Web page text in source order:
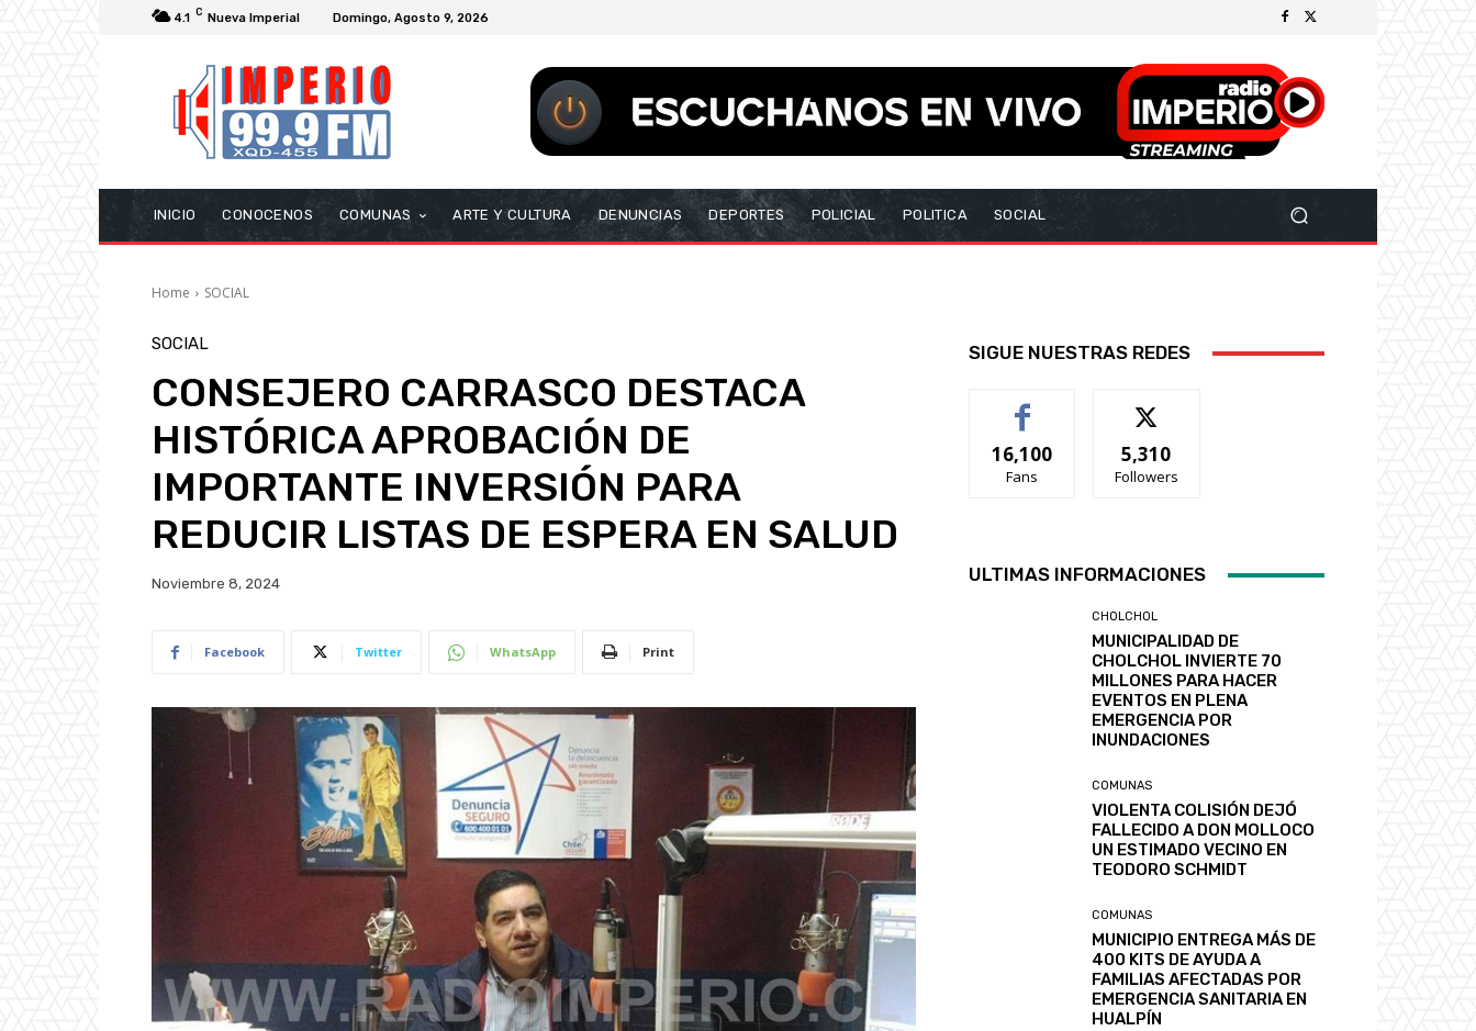
4.1 C Nueva Imperial Domingo, Agosto 9, 2026
INICIO CONOCENOS COMUNAS ARTE Y CULTURA DENUNCIAS DEPORTES POLICIAL POLITICA SOCIAL
Home SOCIAL
SOCIAL
CONSEJERO CARRASCO DESTACA
HISTÓRICA APROBACIÓN DE
IMPORTANTE INVERSIÓN PARA
REDUCIR LISTAS DE ESPERA EN SALUD
Noviembre 8, 2024
Facebook Twitter WhatsApp Print
SIGUE NUESTRAS REDES
16,100
Fans
5,310
Followers
ULTIMAS INFORMACIONES
CHOLCHOL
MUNICIPALIDAD DE
CHOLCHOL INVIERTE 70
MILLONES PARA HACER
EVENTOS EN PLENA
EMERGENCIA POR
INUNDACIONES
COMUNAS
VIOLENTA COLISIÓN DEJÓ
FALLECIDO A DON MOLLOCO
UN ESTIMADO VECINO EN
TEODORO SCHMIDT
COMUNAS
MUNICIPIO ENTREGA MÁS DE
400 KITS DE AYUDA A
FAMILIAS AFECTADAS POR
EMERGENCIA SANITARIA EN
HUALPÍN